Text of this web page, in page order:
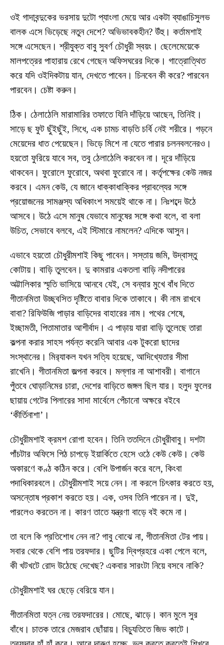
ওই গাদাবন্দুকের ভরসায় দুটো প্যাংলা মেয়ে আর একটা ব্যাঙাচিসুলভ
বালক এসে ভিড়েছে নতুন দেশে? অভিভাবকহীন? উঁহু। কর্তামশাই
সঙ্গে এসেছেন। শ্রীযুক্ত বাবু সুবর্ণ চৌধুরী স্বয়ং। ছেলেমেয়েকে
মালপত্রের পাহারায় রেখে গেছেন অফিসঘরের দিকে। গাত্রোত্থিত
করে যদি ওইদিকটায় যান, দেখতে পাবেন। চিনবেন কী করে? পারবেন
পারবেন। চেষ্টা করুন।
ঠিক। ঠেলাঠেলি মারামারির তফাতে যিনি দাঁড়িয়ে আছেন, তিনিই।
সাড়ে ছ ফুট ছুঁইছুঁই, সিধে, এক চামচ বাড়তি চর্বি নেই শরীরে। গড়নে
মেয়েদের ধাত পেয়েছেন। ভিড়ে মিশে না যেতে পারার চলনবলনেরও।
হয়তো ফুরিয়ে যাবে সব, তবু ঠেলাঠেলি করবেন না। দূরে দাঁড়িয়ে
থাকবেন। ফুরোলে ফুরোবে, অথবা ফুরোবে না। কর্তৃপক্ষের কেউ নজর
করবে। এমন কেউ, যে জানে ধাক্কাধাক্কির প্রাবল্যের সঙ্গে
প্রয়োজনের সামঞ্জস্য অধিকাংশ সময়েই থাকে না। নিঃশব্দে উঠে
আসবে। উঠে এসে মানুষ যেভাবে মানুষের সঙ্গে কথা বলে, বা বলা
উচিত, সেভাবে বলবে, এই স্টিমারে নামলেন? এদিকে আসুন।
এভাবে হয়তো চৌধুরীমশাই কিছু পাবেন। সস্তায় জমি, উদ্বাস্তু
কোটায়। বাড়ি তুলবেন। দু কামরার একতলা বাড়ি নদীপারের
অট্টালিকার স্মৃতি ভাসিয়ে আনবে যেই, সে বন্যার মুখে বাঁধ দিতে
গীতানমিতা উচ্ছ্বসিত দৃষ্টিতে বাবার দিকে তাকাবে। কী নাম রাখবে
বাবা? রিফিউজি পাড়ার বাড়িদের বাহারের নাম। পথের শেষে,
ইচ্ছামতী, পিতামাতার আশীর্বাদ। এ পাড়ায় যারা বাড়ি তুলেছে তারা
কল্পনা করার সাহস পর্যন্ত করেনি আবার এক টুকরো ছাদের
সংস্থানের। মির‍্যাকল যখন সত্যি হয়েছে, আদিখ্যেতার সীমা
রাখেনি। গীতানমিতা জল্পনা করবে। মল্লার না আশাবরী। বাগানে
পুঁতবে ঘোড়ানিমের চারা, দেশের বাড়িতে জঙ্গল ছিল যার। হলুদ ফুলের
ছায়ায় গেটের পিলারের সাদা মার্বেলে পেঁচানো অক্ষরে বইবে
‘কীর্তিনাশা’।
চৌধুরীমশাই ক্রমশ রোগা হবেন। তিনি ততদিনে চৌধুরীবাবু। দশটা
পাঁচটার অফিসে পিঠ চাপড়ে ইয়ার্কিতে হেসে ওঠে কেউ কেউ। কেউ
অকারণে কণ্ঠ কঠিন করে। বেশি উপার্জন করে বলে, কিংবা
পদাধিকারবলে। চৌধুরীমশাই সয়ে নেন। না করলে চিৎকার করতে হয়,
অসন্তোষ প্রকাশ করতে হয়। এক, ওসব তিনি পারেন না। দুই,
পারলেও করতেন না। কারণ তাতে যন্ত্রণা বাড়ে বই কমে না।
তা বলে কি প্রতিশোধ নেন না? গাবু বোঝে না, গীতানমিতা টের পায়।
সবার থেকে বেশি পায় তরফদার। ছুটির দ্বিপ্রহরে একা পেলে বলে,
কী খটখটে রোদ উঠেছে দেখেছ? একবার সারংটা নিয়ে বসবে নাকি?
চৌধুরীমশাই ঘর ছেড়ে বেরিয়ে যান।
গীতানমিতা যত্ন নেয় তরফদারের। মোছে, ঝাড়ে। কান মুলে সুর
বাঁধে। চাতক তারে মেজরাব ছোঁয়ায়। বিচ্যুতিতে জিভ কাটে।